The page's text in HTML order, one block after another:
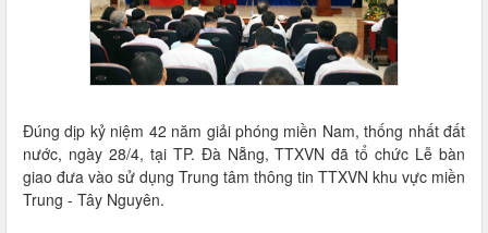
Đúng dịp kỷ niệm 42 năm giải phóng miền Nam, thống nhất đất
nước, ngày 28/4, tại TP. Đà Nẵng, TTXVN đã tổ chức Lễ bàn
giao đưa vào sử dụng Trung tâm thông tin TTXVN khu vực miền
Trung - Tây Nguyên.